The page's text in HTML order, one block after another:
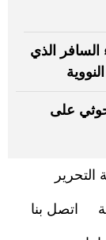
السافر الذي
على
اتصل بنا